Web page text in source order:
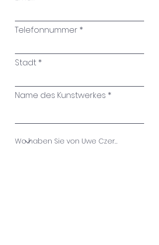
Telefonnummer
Stadt
Name des Kunstwerkes